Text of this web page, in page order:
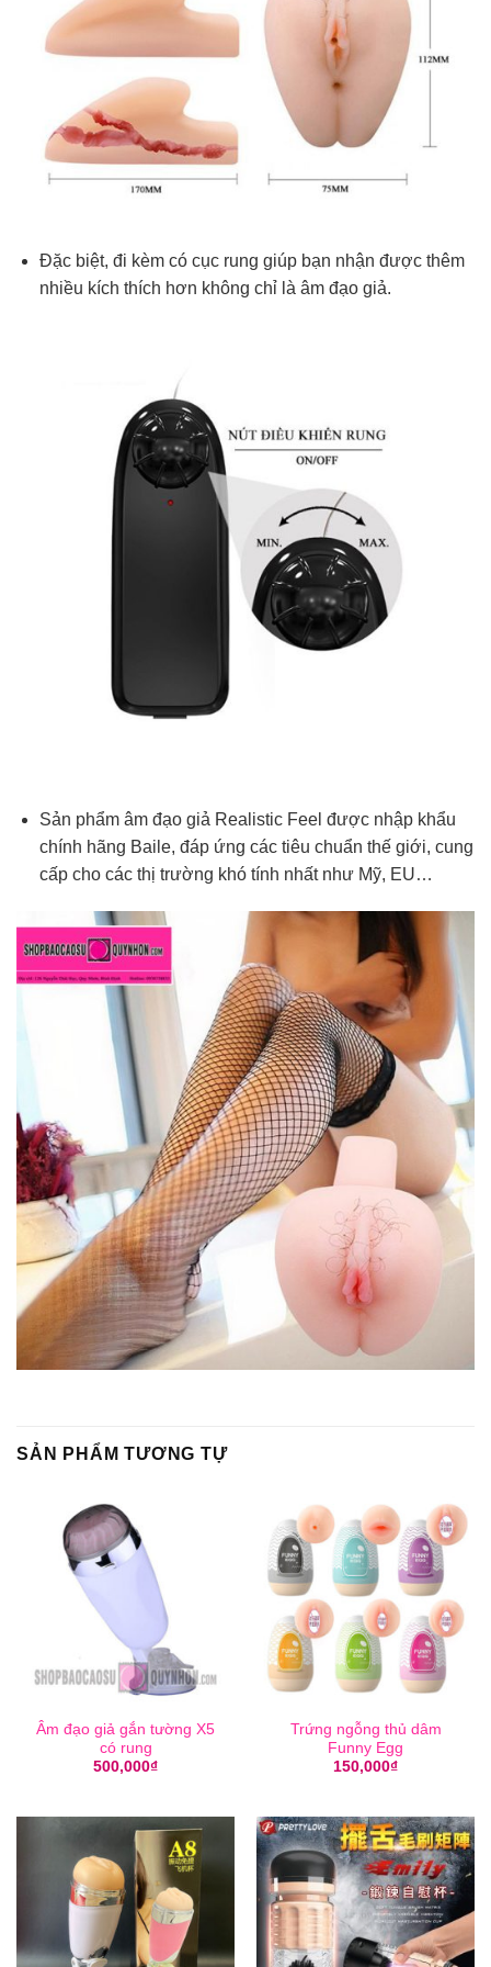
Đặc biệt, đi kèm có cục rung giúp bạn nhận được thêm
nhiều kích thích hơn không chỉ là âm đạo giả.
Sản phẩm âm đạo giả Realistic Feel được nhập khẩu
chính hãng Baile, đáp ứng các tiêu chuẩn thế giới, cung
cấp cho các thị trường khó tính nhất như Mỹ, EU…
SẢN PHẨM TƯƠNG TỰ
Âm đạo giả gắn tường X5
có rung
500,000₫
Trứng ngỗng thủ dâm
Funny Egg
150,000₫